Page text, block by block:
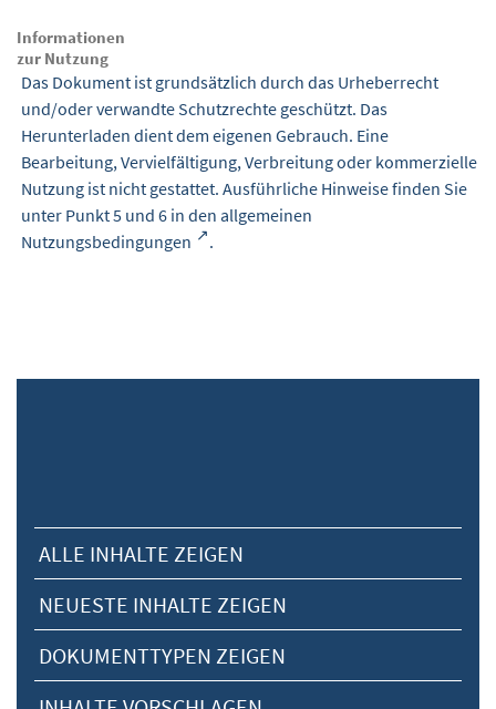
Informationen
zur Nutzung
Das Dokument ist grundsätzlich durch das Urheberrecht
und/oder verwandte Schutzrechte geschützt. Das
Herunterladen dient dem eigenen Gebrauch. Eine
Bearbeitung, Vervielfältigung, Verbreitung oder kommerzielle
Nutzung ist nicht gestattet. Ausführliche Hinweise finden Sie
unter Punkt 5 und 6 in den allgemeinen
Nutzungsbedingungen
.
ALLE INHALTE ZEIGEN
NEUESTE INHALTE ZEIGEN
DOKUMENTTYPEN ZEIGEN